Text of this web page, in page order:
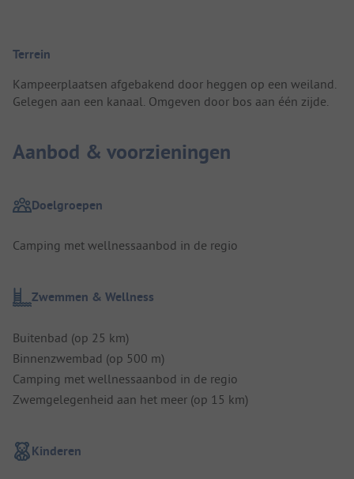
Terrein
Kampeerplaatsen afgebakend door heggen op een weiland.
Gelegen aan een kanaal. Omgeven door bos aan één zijde.
Aanbod & voorzieningen
Doelgroepen
Camping met wellnessaanbod in de regio
Zwemmen & Wellness
Buitenbad (op 25 km)
Binnenzwembad (op 500 m)
Camping met wellnessaanbod in de regio
Zwemgelegenheid aan het meer (op 15 km)
Kinderen